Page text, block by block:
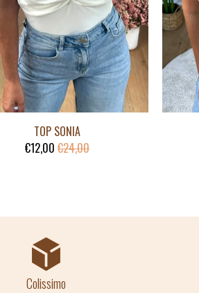
TOP SONIA
€12,00 €24,00
Colissimo